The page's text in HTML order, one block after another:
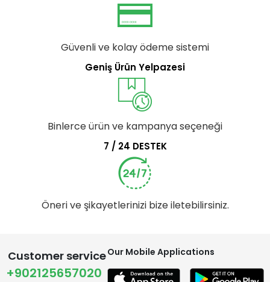
Güvenli ve kolay ödeme sistemi
Geniş Ürün Yelpazesi
Binlerce ürün ve kampanya seçeneği
7 / 24 DESTEK
Öneri ve şikayetlerinizi bize iletebilirsiniz.
Customer service
+902125657020
Our Mobile Applications